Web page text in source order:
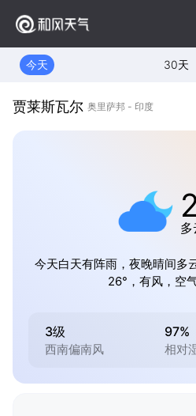
今天 30天
贾莱斯瓦尔 奥里萨邦 - 印度
多
今天白天有阵雨，夜晚晴间多
26°，有风，空
3级
西南偏南风
97%
相对